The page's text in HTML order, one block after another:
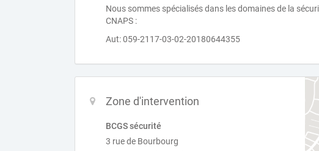
Nous sommes spécialisés dans les domaines de la
CNAPS :
Aut: 059-2117-03-02-20180644355
Zone d'intervention
BCGS sécurité
3 rue de Bourbourg